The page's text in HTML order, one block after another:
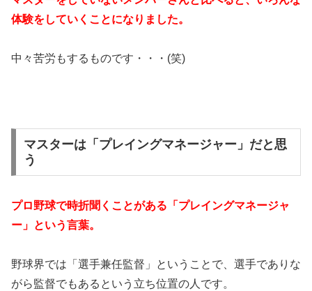
体験をしていくことになりました。
中々苦労もするものです・・・(笑)
マスターは「プレイングマネージャー」だと思
う
プロ野球で時折聞くことがある「プレイングマネージャ
ー」という言葉。
野球界では「選手兼任監督」ということで、選手でありな
がら監督でもあるという立ち位置の人です。